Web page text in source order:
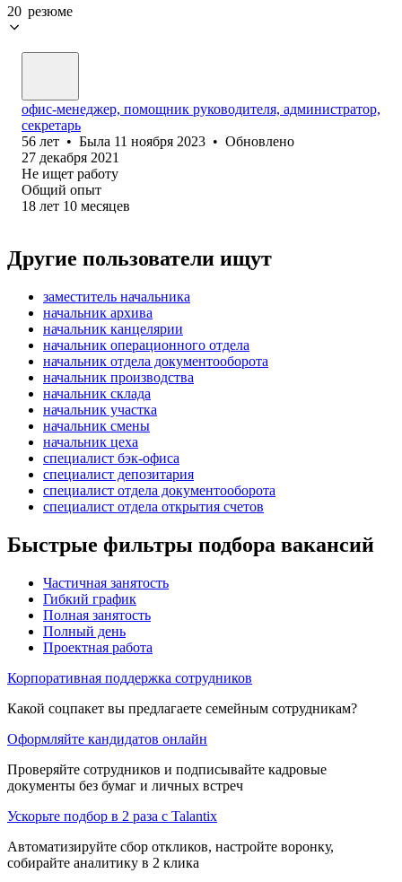
20 резюме
офис-менеджер, помощник руководителя, администратор,
секретарь
56 лет • Была 11 ноября 2023 • Обновлено
27 декабря 2021
Не ищет работу
Общий опыт
18 лет 10 месяцев
Другие пользователи ищут
заместитель начальника
начальник архива
начальник канцелярии
начальник операционного отдела
начальник отдела документооборота
начальник производства
начальник склада
начальник участка
начальник смены
начальник цеха
специалист бэк-офиса
специалист депозитария
специалист отдела документооборота
специалист отдела открытия счетов
Быстрые фильтры подбора вакансий
Частичная занятость
Гибкий график
Полная занятость
Полный день
Проектная работа
Корпоративная поддержка сотрудников
Какой соцпакет вы предлагаете семейным сотрудникам?
Оформляйте кандидатов онлайн
Проверяйте сотрудников и подписывайте кадровые
документы без бумаг и личных встреч
Ускорьте подбор в 2 раза с Talantix
Автоматизируйте сбор откликов, настройте воронку,
собирайте аналитику в 2 клика